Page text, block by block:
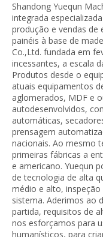
Shandong Yuequn
integrada
produção e vendas de
painéis à base de
Co.,Ltd. fundada em
incessantes, a escala
Produtos desde o
atuais equipamentos
aglomerados, MDF e
autodesenvolvidos,
automáticas,
prensagem
nacionais. Ao mesmo
primeiras fábricas a
e americano. Yuequn
de tecnologia de alta
médio e alto,
sistema. Aderimos ao
partida, requisitos de
nos esforçamos para
humanísticos, para